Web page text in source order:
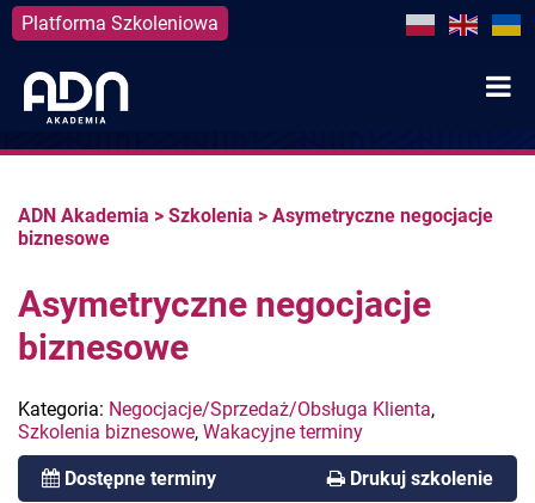
Platforma Szkoleniowa
content
ADN Akademia > Szkolenia > Asymetryczne negocjacje
biznesowe
Asymetryczne negocjacje
biznesowe
Kategoria: Negocjacje/Sprzedaż/Obsługa Klienta,
Szkolenia biznesowe, Wakacyjne terminy
Dostępne terminy Drukuj szkolenie